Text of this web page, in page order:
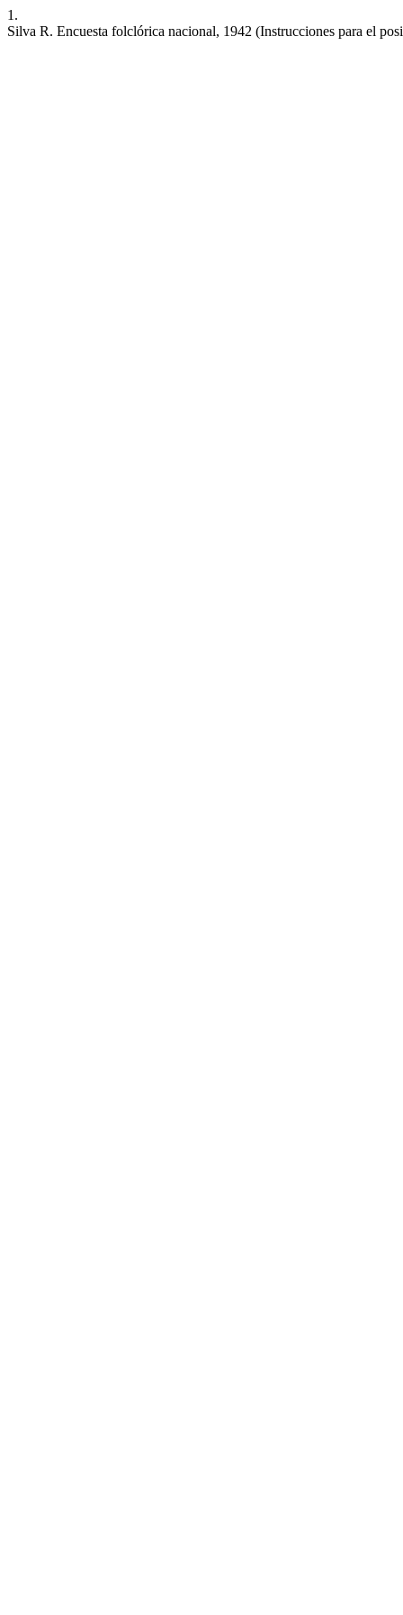
1.
Silva R. Encuesta folclórica nacional, 1942 (Instrucciones para el